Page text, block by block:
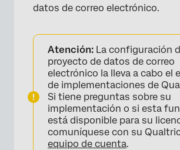
datos de correo electrónico.
Atención: La configuración
proyecto de datos de correo
electrónico la lleva a cabo el
de implementaciones de
Si tiene preguntas sobre su
implementación o si esta
está disponible para su
comuníquese con su
equipo de cuenta.